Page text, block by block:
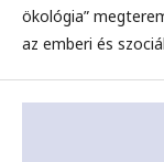
ökológia”
az emberi és